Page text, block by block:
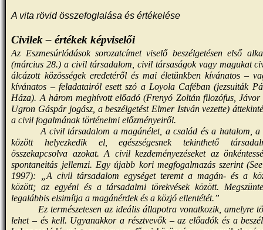
A vita rövid összefoglalása és értékelése
Civilek – értékek képviselői
Az Eszmesúrlódások sorozatcímet viselő beszélgetésen első
(március 28.) a civil társadalom, civil társaságok vagy magukat
álcázott közösségek eredetéről és mai életünkben kívánatos –
kívánatos – feladatairól esett szó a Loyola Caféban (jezsuiták
Háza). A három meghívott előadó (Frenyó Zoltán filozófus, Jávor
Ugron Gáspár jogász, a beszélgetést Elmer István vezette)
a civil fogalmának történelmi előzményeiről.
A civil társadalom a magánélet, a család és a hatalom,
között helyezkedik el, egészségesnek tekinthető
összekapcsolva azokat. A civil kezdeményezéseket az
spontaneitás jellemzi. Egy újabb kori megfogalmazás szerint
1997): „A civil társadalom egységet teremt a magán- és a
között; az egyéni és a társadalmi törekvések között.
legalábbis elsimítja a magánérdek és a közjó ellentétét.”
Ez természetesen az ideális állapotra vonatkozik, amelyre
lehet – és kell. Ugyanakkor a résztvevők – az előadók és a